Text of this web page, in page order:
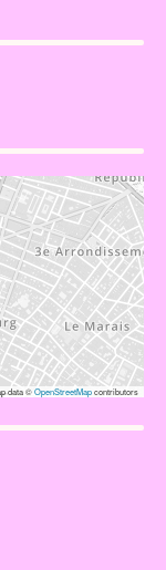
data ©OpenStreetMapcontributors